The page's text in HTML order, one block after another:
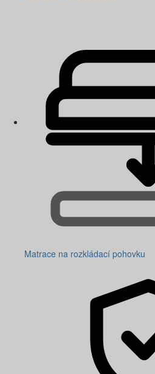
Matrace na rozkládací pohovku